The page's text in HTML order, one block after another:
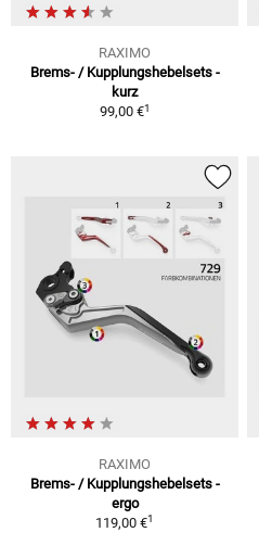
RAXIMO
Brems- / Kupplungshebelsets -
kurz
99,00 €1
RAXIMO
Brems- / Kupplungshebelsets -
ergo
119,00 €1